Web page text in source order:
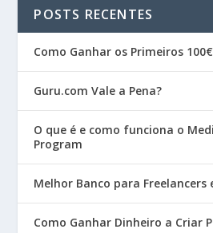
POSTS RECENTES
Como Ganhar os Primeiros
Guru.com Vale a Pena?
O que é e como funciona o
Program
Melhor Banco para Freelancers
Como Ganhar Dinheiro a Criar